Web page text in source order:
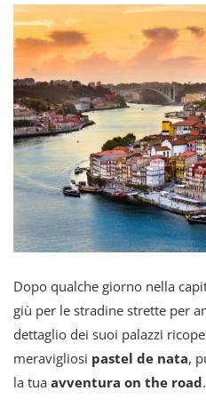
Dopo qualche giorno nella
giù per le stradine strette per
dettaglio dei suoi palazzi
meravigliosi pastel de nata,
la tua avventura on the road.